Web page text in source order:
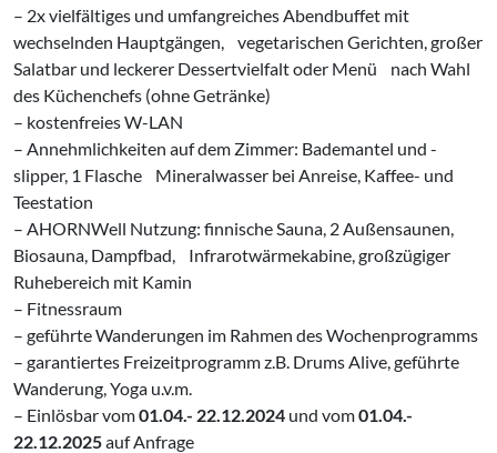
– 2x vielfältiges und umfangreiches Abendbuffet mit
wechselnden Hauptgängen, ‌ vegetarischen Gerichten, großer
Salatbar und leckerer Dessertvielfalt oder Menü ‌ nach Wahl
des Küchenchefs (ohne Getränke)
– kostenfreies W-LAN
– Annehmlichkeiten auf dem Zimmer: Bademantel und -
slipper, 1 Flasche ‌ Mineralwasser bei Anreise, Kaffee- und
Teestation
– AHORNWell Nutzung: finnische Sauna, 2 Außensaunen,
Biosauna, Dampfbad, ‌ Infrarotwärmekabine, großzügiger
Ruhebereich mit Kamin
– Fitnessraum
– geführte Wanderungen im Rahmen des Wochenprogramms
– garantiertes Freizeitprogramm z.B. Drums Alive, geführte
Wanderung, Yoga u.v.m.
– Einlösbar vom01.04.- 22.12.2024 und vom01.04.-
22.12.2025auf Anfrage